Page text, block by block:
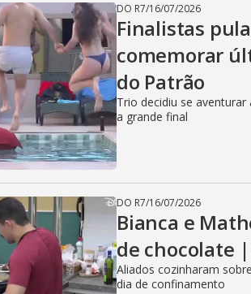
DO R7/16/07/2026
Finalistas
comemorar
do Patrão
Trio decidiu se
a grande final
DO R7/16/07/2026
Bianca e
de chocolate
Aliados cozinharam
dia de confinamento